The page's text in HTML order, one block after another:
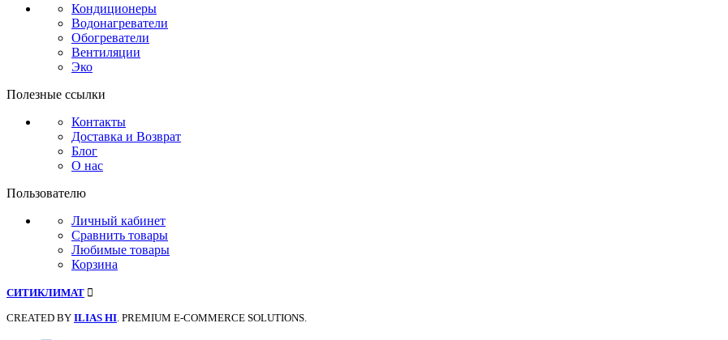
Кондиционеры
Водонагреватели
Обогреватели
Вентиляции
Эко
Полезные ссылки
Контакты
Доставка и Возврат
Блог
О нас
Пользователю
Личный кабинет
Сравнить товары
Любимые товары
Корзина
СИТИКЛИМАТ
CREATED BY ILIAS HI. PREMIUM E-COMMERCE SOLUTIONS.